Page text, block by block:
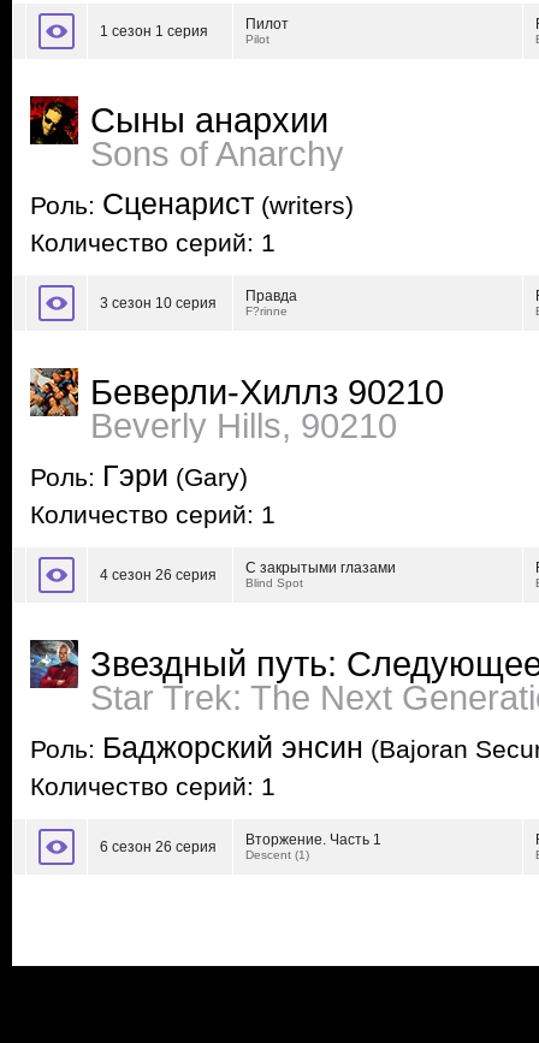
1 сезон 1 серия Пилот
Pilot
Сыны анархии
Sons of Anarchy
Роль: Сценарист (writers)
Количество серий: 1
3 сезон 10 серия Правда
F?rinne
Беверли-Хиллз 90210
Beverly Hills, 90210
Роль: Гэри (Gary)
Количество серий: 1
4 сезон 26 серия С закрытыми глазами
Blind Spot
Звездный путь:
Star Trek: The Next
Роль: Баджорский энсин (Bajoran
Количество серий: 1
6 сезон 26 серия Вторжение. Часть 1
Descent (1)